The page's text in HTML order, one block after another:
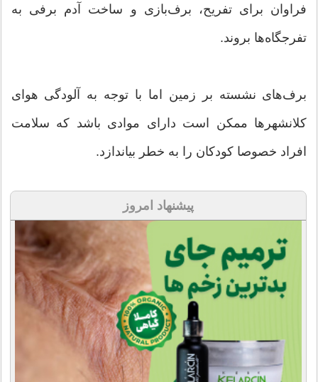
فراوان برای تفریح، برف‌بازی و ساخت آدم برفی به
تفرجگاه‌ها بروند.
برف‌های نشسته بر زمین اما با توجه به آلودگی هوای
کلانشهرها ممکن است دارای موادی باشد که سلامت
افراد خصوصا کودکان را به خطر بیاندازد.
پیشنهاد امروز